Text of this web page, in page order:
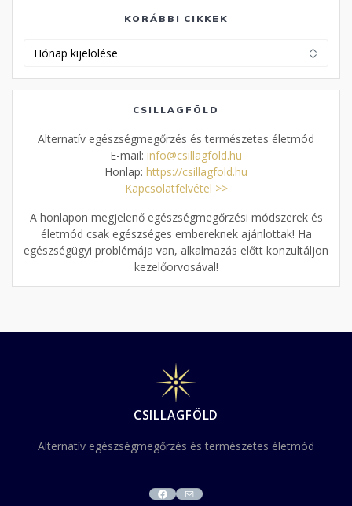
KORÁBBI CIKKEK
CSILLAGFÖLD
Alternatív egészségmegőrzés és természetes életmód
E-mail: info@csillagfold.hu
Honlap: https://csillagfold.hu
Kapcsolatfelvétel >>
A honlapon megjelenő egészségmegőrzési módszerek és
életmód csak egészséges embereknek ajánlottak! Ha
egészségügyi problémája van, alkalmazás előtt konzultáljon
kezelőorvosával!
CSILLAGFÖLD
Alternatív egészségmegőrzés és természetes életmód
FACEBOOK
MAIL